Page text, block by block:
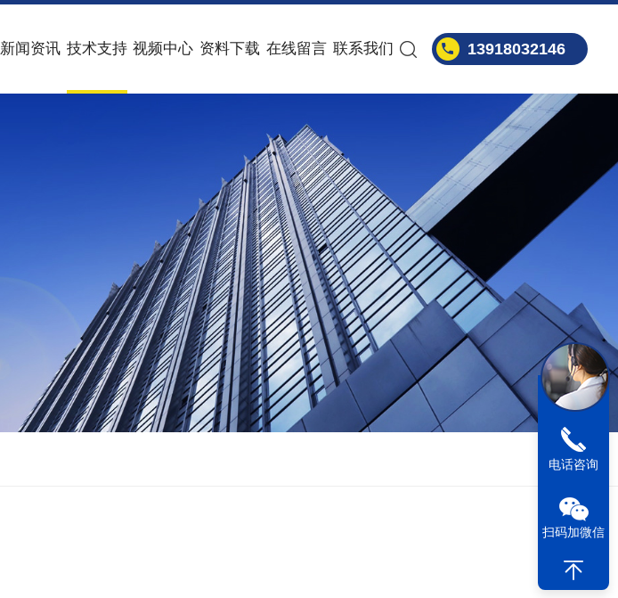
13918032146
新闻资讯 技术支持 视频中心 资料下载 在线留言 联系我们
电话咨询
扫码加微信